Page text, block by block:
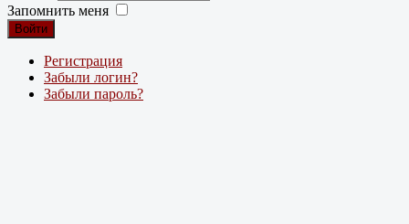
Запомнить меня
Войти
Регистрация
Забыли логин?
Забыли пароль?